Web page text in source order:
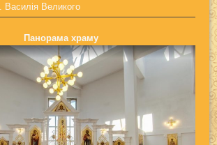
Василія Великого
Панорама храму